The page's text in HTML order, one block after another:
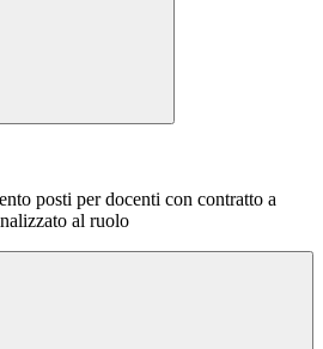
posti per docenti con contratto a
al ruolo